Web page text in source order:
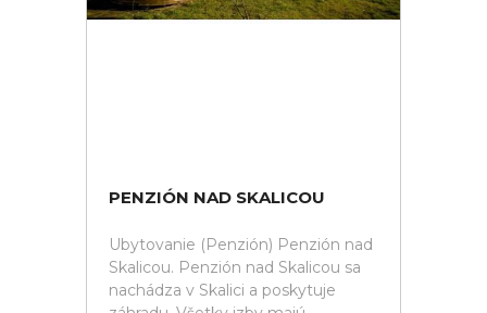
PENZIÓN NAD SKALICOU
Ubytovanie (Penzión) Penzión nad
Skalicou. Penzión nad Skalicou sa
nachádza v Skalici a poskytuje